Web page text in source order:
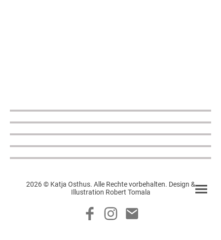
2026 © Katja Osthus. Alle Rechte vorbehalten. Design &
Illustration Robert Tomala